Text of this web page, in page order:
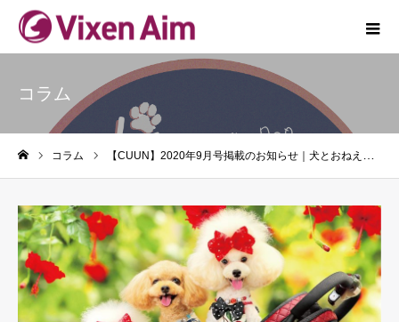
コラム
コラム 【CUUN】2020年9月号掲載のお知らせ｜犬とおねえさん連載